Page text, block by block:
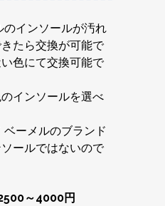
のインソールが汚れ
たら交換が可能で
色にて交換可能で
インソールを選べ
ーメルのブランド
ールではないので
～4000円